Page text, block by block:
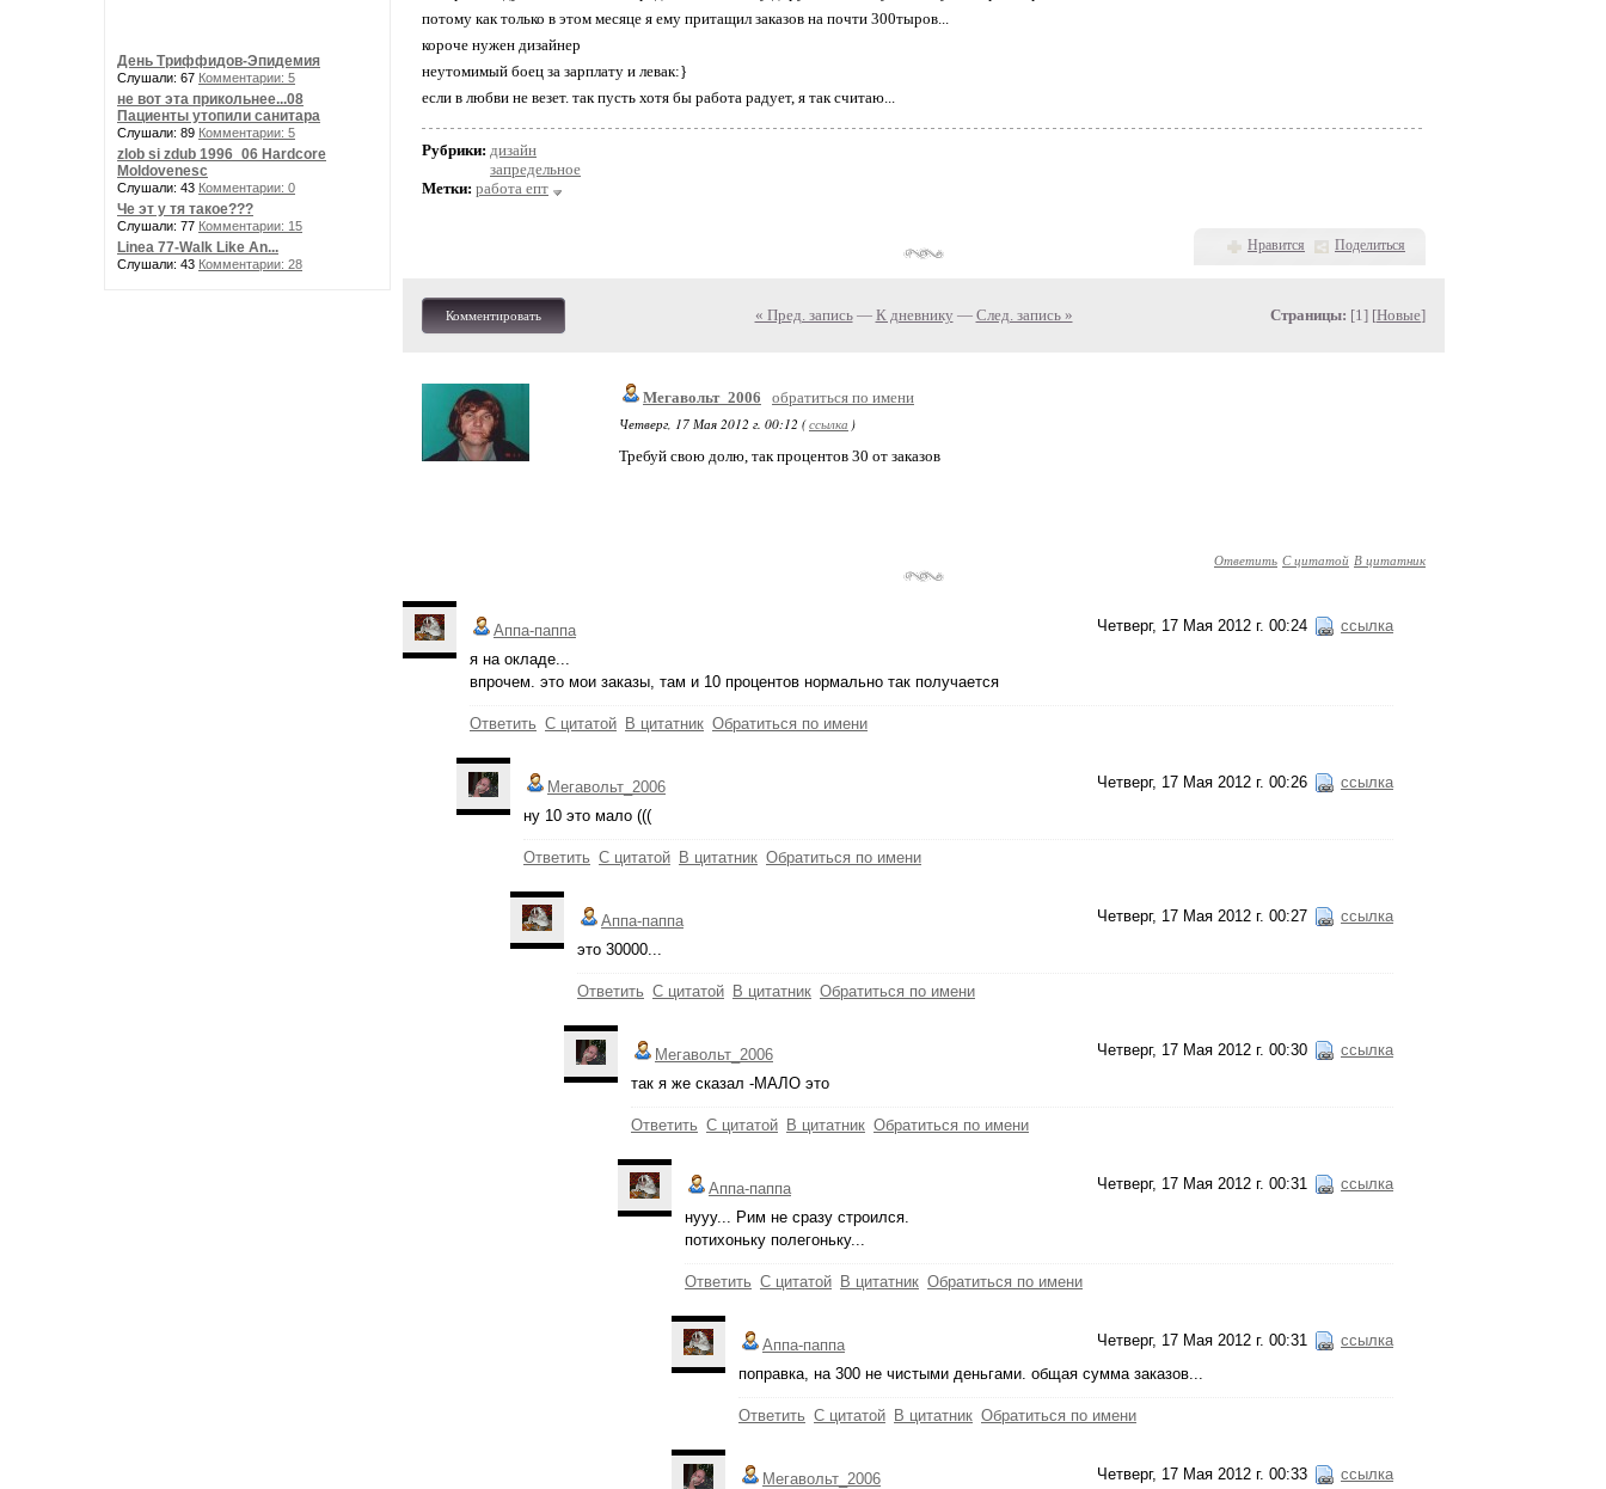
День Триффидов-Эпидемия
Слушали: 67 Комментарии: 5
не вот эта прикольнее...08
Пациенты утопили санитара
Слушали: 89 Комментарии: 5
zlob si zdub 1996_06 Hardcore
Moldovenesc
Слушали: 43 Комментарии: 0
Че эт у тя такое???
Слушали: 77 Комментарии: 15
Linea 77-Walk Like An...
Слушали: 43 Комментарии: 28
потому как только в этом месяце я ему притащил заказов на почти 300тыров...
короче нужен дизайнер
неутомимый боец за зарплату и левак:}
если в любви не везет. так пусть хотя бы работа радует, я так считаю...
Рубрики: дизайн
запредельное
Метки: работа епт
Нравится Поделиться
Комментировать « Пред. запись— К дневнику — След. запись » Страницы: [1] [Новые]
Мегавольт_2006
обратиться по имени
Четверг, 17 Мая 2012 г. 00:12 (ссылка )
Требуй свою долю, так процентов 30 от заказов
Ответить С цитатой В цитатник
Четверг, 17 Мая 2012 г. 00:24 ссылка
Аппа-паппа
я на окладе...
впрочем. это мои заказы, там и 10 процентов нормально так получается
Ответить С цитатой В цитатник Обратиться по имени
Четверг, 17 Мая 2012 г. 00:26 ссылка
Мегавольт_2006
ну 10 это мало (((
Ответить С цитатой В цитатник Обратиться по имени
Четверг, 17 Мая 2012 г. 00:27 ссылка
Аппа-паппа
это 30000...
Ответить С цитатой В цитатник Обратиться по имени
Четверг, 17 Мая 2012 г. 00:30 ссылка
Мегавольт_2006
так я же сказал -МАЛО это
Ответить С цитатой В цитатник Обратиться по имени
Четверг, 17 Мая 2012 г. 00:31 ссылка
Аппа-паппа
нууу... Рим не сразу строился.
потихоньку полегоньку...
Ответить С цитатой В цитатник Обратиться по имени
Четверг, 17 Мая 2012 г. 00:31 ссылка
Аппа-паппа
поправка, на 300 не чистыми деньгами. общая сумма заказов...
Ответить С цитатой В цитатник Обратиться по имени
Четверг, 17 Мая 2012 г. 00:33 ссылка
Мегавольт_2006